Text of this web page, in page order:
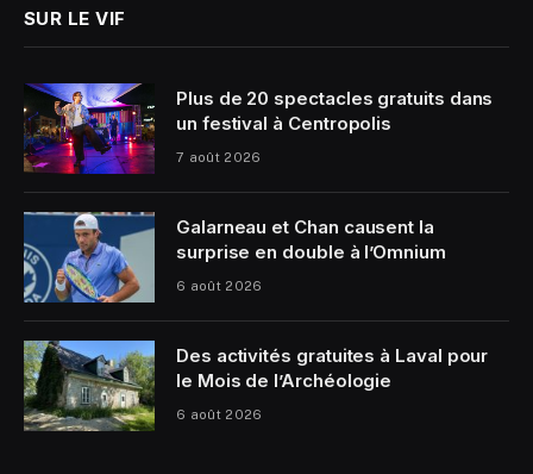
SUR LE VIF
Plus de 20 spectacles gratuits dans
un festival à Centropolis
7 août 2026
Galarneau et Chan causent la
surprise en double à l’Omnium
6 août 2026
Des activités gratuites à Laval pour
le Mois de l’Archéologie
6 août 2026